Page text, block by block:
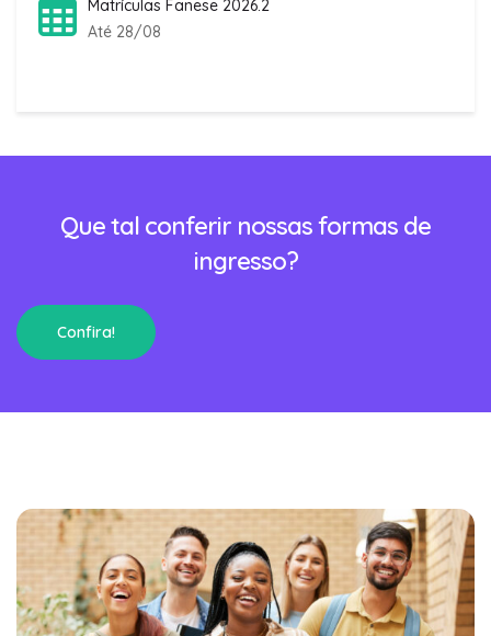
Matrículas Fanese 2026.2
Até 28/08
Que tal conferir nossas formas de
ingresso?
Confira!